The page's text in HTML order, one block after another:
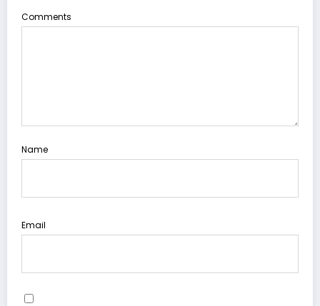
Comments
Name
Email